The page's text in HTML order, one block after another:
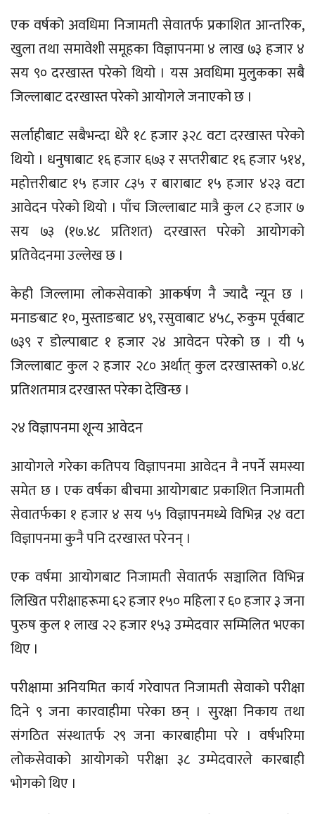
एक वर्षको अवधिमा निजामती सेवातर्फ प्रकाशित आन्तरिक,
खुला तथा समावेशी समूहका विज्ञापनमा ४ लाख ७३ हजार ४
सय ९० दरखास्त परेको थियो । यस अवधिमा मुलुकका सबै
जिल्लाबाट दरखास्त परेको आयोगले जनाएको छ ।
सर्लाहीबाट सबैभन्दा धेरै १८ हजार ३२८ वटा दरखास्त परेको
थियो । धनुषाबाट १६ हजार ६७३ र सप्तरीबाट १६ हजार ५१४,
महोत्तरीबाट १५ हजार ८३५ र बाराबाट १५ हजार ४२३ वटा
आवेदन परेको थियो । पाँच जिल्लाबाट मात्रै कुल ८२ हजार ७
सय ७३ (१७.४८ प्रतिशत) दरखास्त परेको आयोगको
प्रतिवेदनमा उल्लेख छ ।
केही जिल्लामा लोकसेवाको आकर्षण नै ज्यादै न्यून छ ।
मनाङबाट १०, मुस्ताङबाट ४९, रसुवाबाट ४५८, रुकुम पूर्वबाट
७३९ र डोल्पाबाट १ हजार २४ आवेदन परेको छ । यी ५
जिल्लाबाट कुल २ हजार २८० अर्थात्‌ कुल दरखास्तको ०.४८
प्रतिशतमात्र दरखास्त परेका देखिन्छ ।
२४ विज्ञापनमा शून्य आवेदन
आयोगले गरेका कतिपय विज्ञापनमा आवेदन नै नपर्ने समस्या
समेत छ । एक वर्षका बीचमा आयोगबाट प्रकाशित निजामती
सेवातर्फका १ हजार ४ सय ५५ विज्ञापनमध्ये विभिन्न २४ वटा
विज्ञापनमा कुनै पनि दरखास्त परेनन्‌ ।
एक वर्षमा आयोगबाट निजामती सेवातर्फ सञ्चालित विभिन्न
लिखित परीक्षाहरूमा ६२ हजार १५० महिला र ६० हजार ३ जना
पुरुष कुल १ लाख २२ हजार १५३ उम्मेदवार सम्मिलित भएका
थिए ।
परीक्षामा अनियमित कार्य गरेवापत निजामती सेवाको परीक्षा
दिने ९ जना कारवाहीमा परेका छन् । सुरक्षा निकाय तथा
संगठित संस्थातर्फ २९ जना कारबाहीमा परे । वर्षभरिमा
लोकसेवाको आयोगको परीक्षा ३८ उम्मेदवारले कारबाही
भोगको थिए ।